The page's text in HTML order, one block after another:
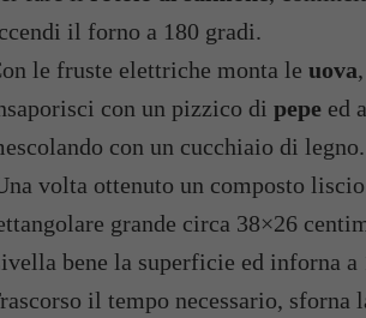
il forno a 180 gradi.
le fruste elettriche monta le uova
con un pizzico di pepe ed
con un cucchiaio di legno.
volta ottenuto un composto
grande circa 38×26
bene la superficie ed inforna
il tempo necessario, sforna